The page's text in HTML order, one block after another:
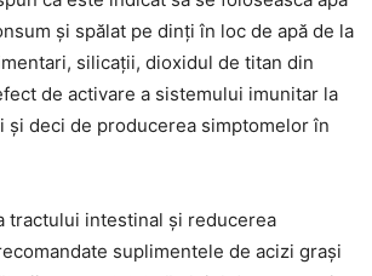
și spălat pe dinți în loc de apă de la
silicații, dioxidul de titan din
de activare a sistemului imunitar la
și deci de producerea simptomelor în
tractului intestinal și reducerea
suplimentele de acizi grași